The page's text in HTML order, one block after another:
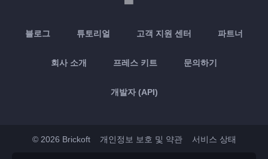
블로그 튜토리얼 고객 지원 센터 파트너
회사 소개 프레스 키트 문의하기
개발자 (API)
© 2026 Brickoft 개인정보 보호 및 약관 서비스 상태